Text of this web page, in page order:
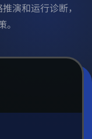
演和运行诊断，